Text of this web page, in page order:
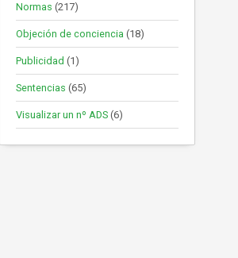
Normas (217)
Objeción de conciencia (18)
Publicidad (1)
Sentencias (65)
Visualizar un nº ADS(6)